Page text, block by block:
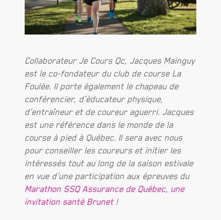
Collaborateur Je Cours Qc, Jacques Mainguy
est le co-fondateur du club de course La
Foulée. Il porte également le chapeau de
conférencier, d’éducateur physique,
d’entraîneur et de coureur aguerri. Jacques
est une référence dans le monde de la
course à pied à Québec. Il sera avec nous
pour conseiller les coureurs et initier les
intéressés tout au long de la saison estivale
en vue d’une participation aux épreuves du
Marathon SSQ Assurance de Québec, une
invitation santé Brunet!